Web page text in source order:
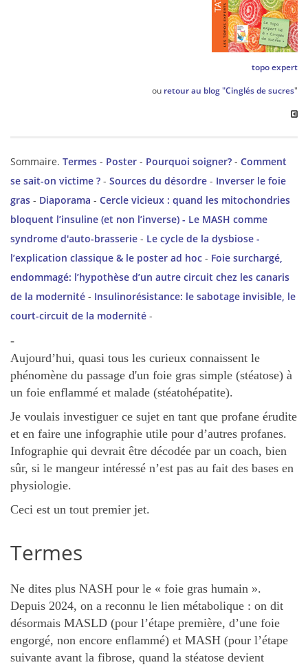
topo expert
ou retour au blog "Cinglés de sucres"
Sommaire. Termes - Poster - Pourquoi soigner? - Comment
se sait-on victime ? - Sources du désordre - Inverser le foie
gras - Diaporama - Cercle vicieux : quand les mitochondries
bloquent l’insuline (et non l’inverse) - Le MASH comme
syndrome d'auto-brasserie - Le cycle de la dysbiose -
l’explication classique & le poster ad hoc - Foie surchargé,
endommagé: l’hypothèse d’un autre circuit chez les canaris
de la modernité - Insulinorésistance: le sabotage invisible, le
court-circuit de la modernité -
-
Aujourd’hui, quasi tous les curieux connaissent le
phénomène du passage d'un foie gras simple (stéatose) à
un foie enflammé et malade (stéatohépatite).
Je voulais investiguer ce sujet en tant que profane érudite
et en faire une infographie utile pour d’autres profanes.
Infographie qui devrait être décodée par un coach, bien
sûr, si le mangeur intéressé n’est pas au fait des bases en
physiologie.
Ceci est un tout premier jet.
Termes
Ne dites plus NASH pour le « foie gras humain ».
Depuis 2024, on a reconnu le lien métabolique : on dit
désormais MASLD (pour l’étape première, d’une foie
engorgé, non encore enflammé) et MASH (pour l’étape
suivante avant la fibrose, quand la stéatose devient